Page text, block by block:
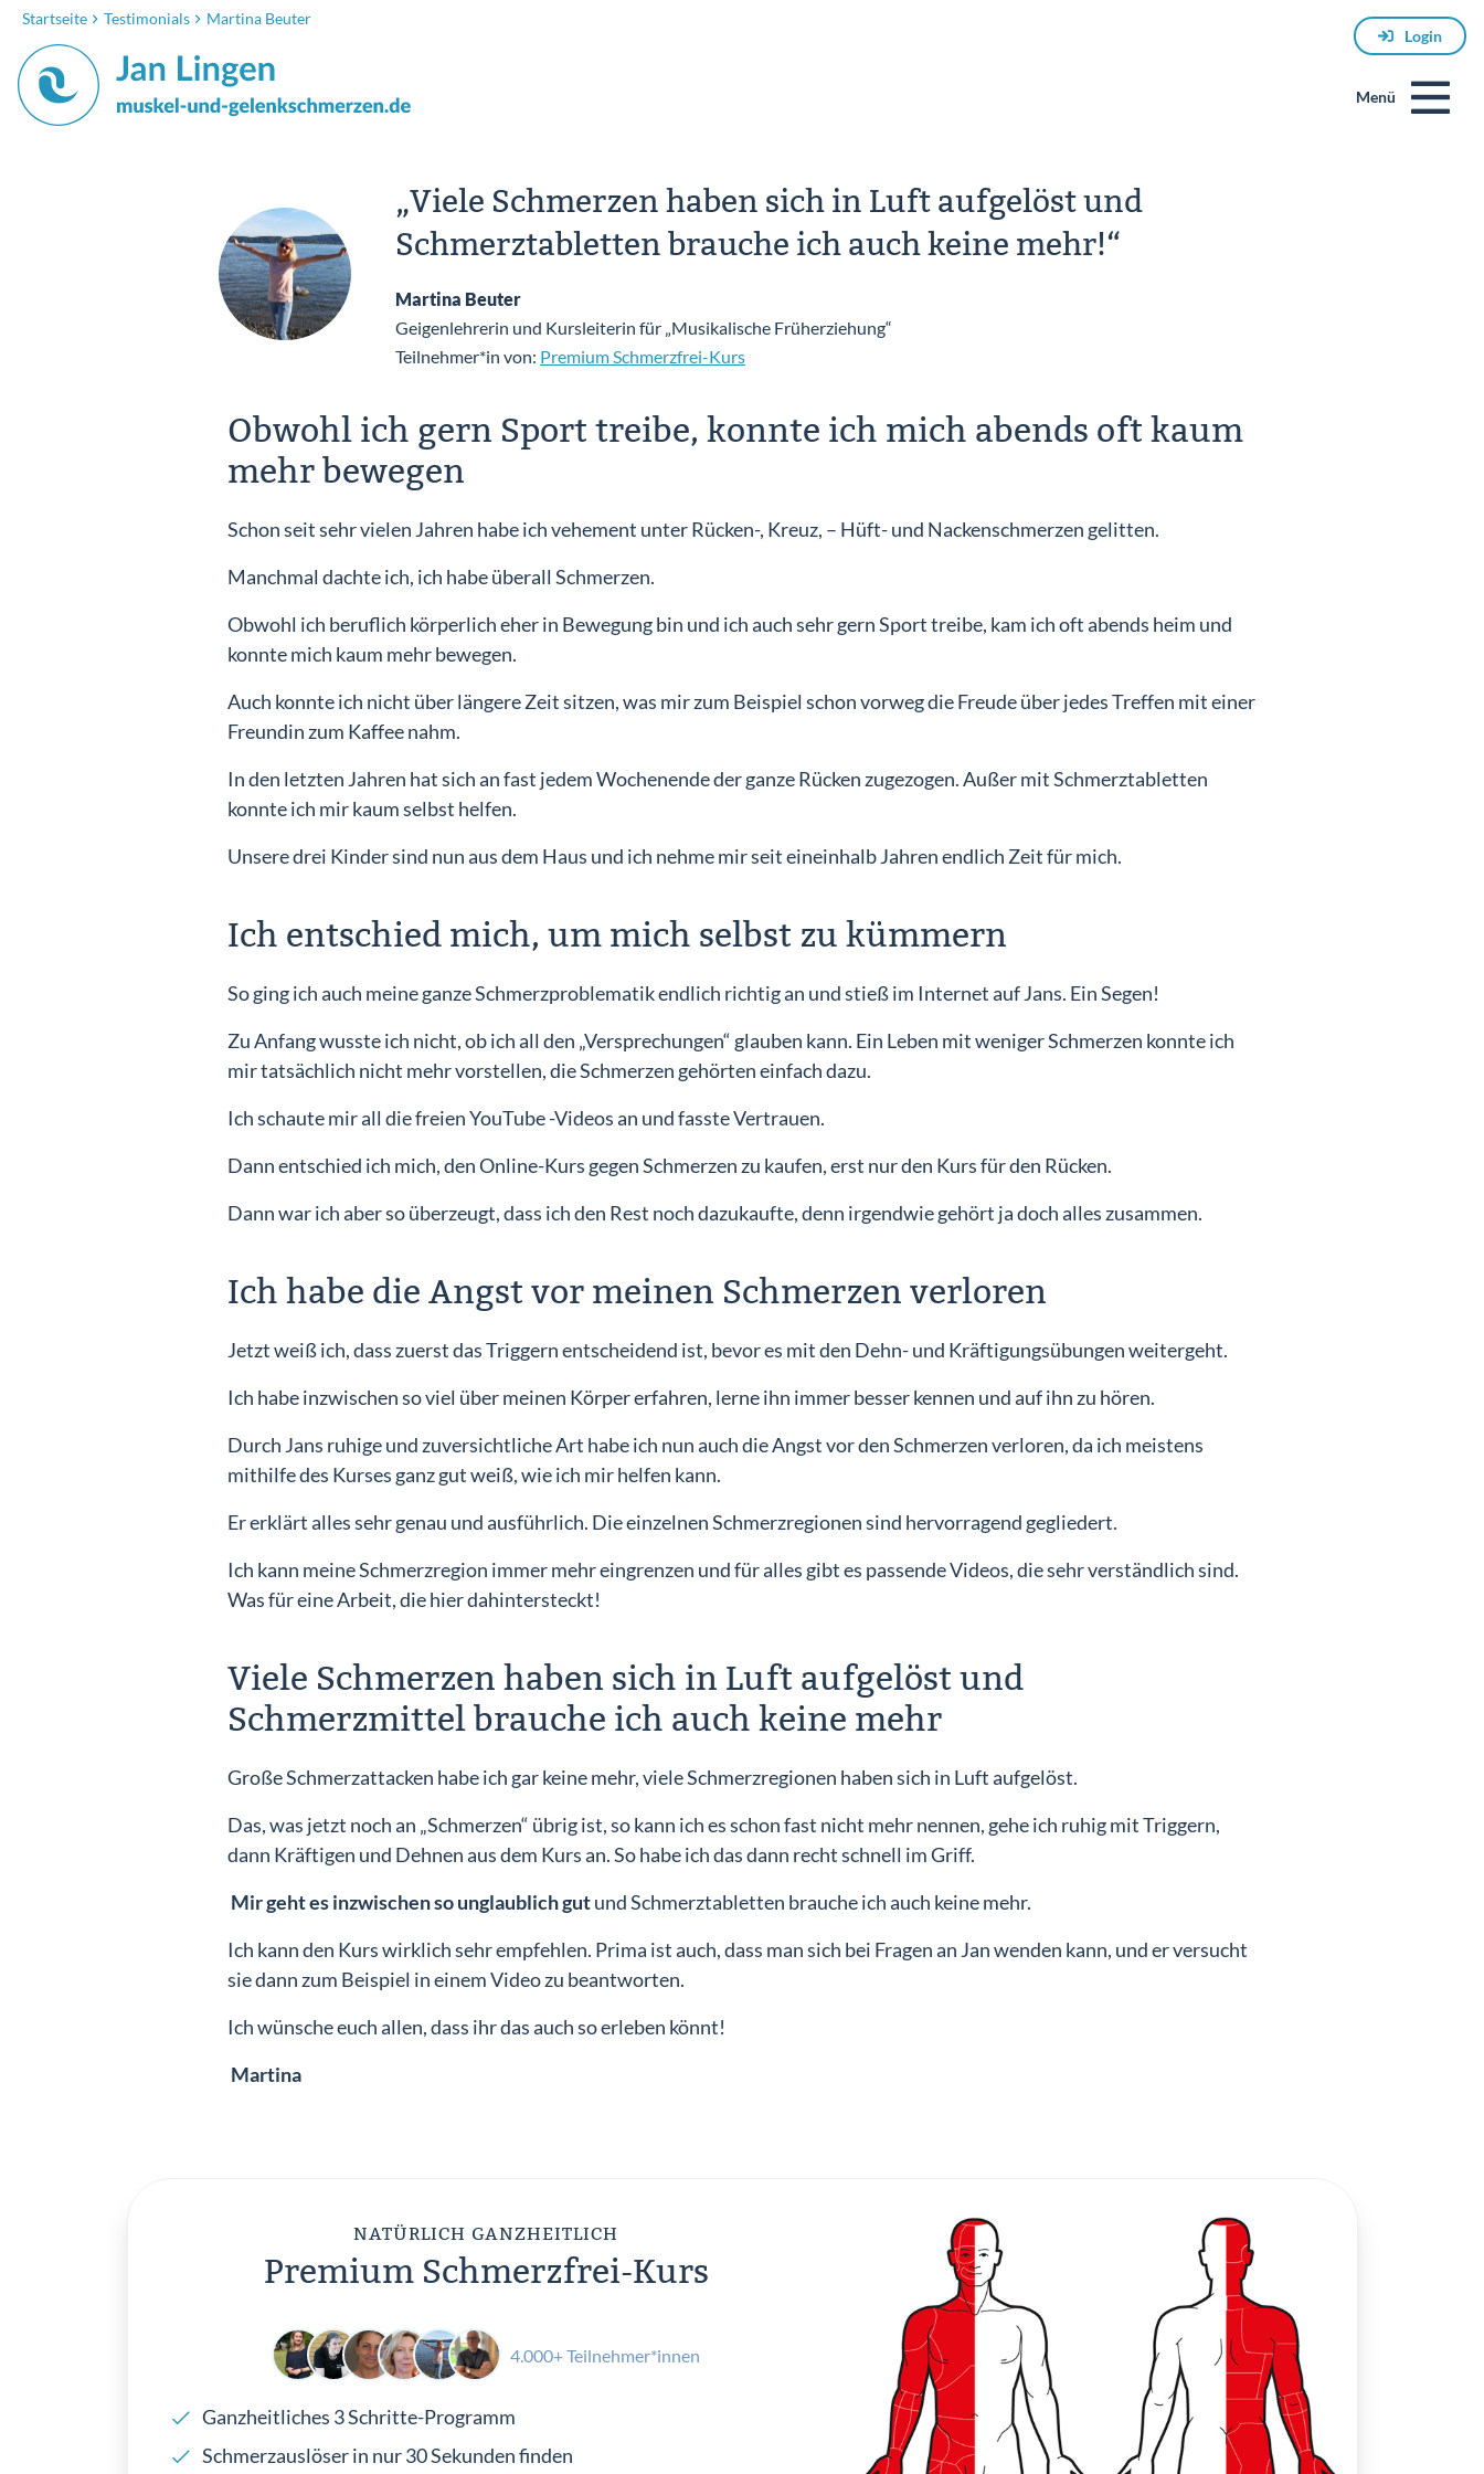
Login
Menü
Startseite Testimonials Martina Beuter
„Viele Schmerzen haben sich in Luft aufgelöst und
Schmerztabletten brauche ich auch keine mehr!“
Martina Beuter
Geigenlehrerin und Kursleiterin für „Musikalische Früherziehung“
Teilnehmer*in von: Premium Schmerzfrei-Kurs
Obwohl ich gern Sport treibe, konnte ich mich abends oft kaum
mehr bewegen
Schon seit sehr vielen Jahren habe ich vehement unter Rücken-, Kreuz, – Hüft- und Nackenschmerzen gelitten.
Manchmal dachte ich, ich habe überall Schmerzen.
Obwohl ich beruflich körperlich eher in Bewegung bin und ich auch sehr gern Sport treibe, kam ich oft abends heim und
konnte mich kaum mehr bewegen.
Auch konnte ich nicht über längere Zeit sitzen, was mir zum Beispiel schon vorweg die Freude über jedes Treffen mit einer
Freundin zum Kaffee nahm.
In den letzten Jahren hat sich an fast jedem Wochenende der ganze Rücken zugezogen. Außer mit Schmerztabletten
konnte ich mir kaum selbst helfen.
Unsere drei Kinder sind nun aus dem Haus und ich nehme mir seit eineinhalb Jahren endlich Zeit für mich.
Ich entschied mich, um mich selbst zu kümmern
So ging ich auch meine ganze Schmerzproblematik endlich richtig an und stieß im Internet auf Jans. Ein Segen!
Zu Anfang wusste ich nicht, ob ich all den „Versprechungen“ glauben kann. Ein Leben mit weniger Schmerzen konnte ich
mir tatsächlich nicht mehr vorstellen, die Schmerzen gehörten einfach dazu.
Ich schaute mir all die freien YouTube -Videos an und fasste Vertrauen.
Dann entschied ich mich, den Online-Kurs gegen Schmerzen zu kaufen, erst nur den Kurs für den Rücken.
Dann war ich aber so überzeugt, dass ich den Rest noch dazukaufte, denn irgendwie gehört ja doch alles zusammen.
Ich habe die Angst vor meinen Schmerzen verloren
Jetzt weiß ich, dass zuerst das Triggern entscheidend ist, bevor es mit den Dehn- und Kräftigungsübungen weitergeht.
Ich habe inzwischen so viel über meinen Körper erfahren, lerne ihn immer besser kennen und auf ihn zu hören.
Durch Jans ruhige und zuversichtliche Art habe ich nun auch die Angst vor den Schmerzen verloren, da ich meistens
mithilfe des Kurses ganz gut weiß, wie ich mir helfen kann.
Er erklärt alles sehr genau und ausführlich. Die einzelnen Schmerzregionen sind hervorragend gegliedert.
Ich kann meine Schmerzregion immer mehr eingrenzen und für alles gibt es passende Videos, die sehr verständlich sind.
Was für eine Arbeit, die hier dahintersteckt!
Viele Schmerzen haben sich in Luft aufgelöst und
Schmerzmittel brauche ich auch keine mehr
Große Schmerzattacken habe ich gar keine mehr, viele Schmerzregionen haben sich in Luft aufgelöst.
Das, was jetzt noch an „Schmerzen“ übrig ist, so kann ich es schon fast nicht mehr nennen, gehe ich ruhig mit Triggern,
dann Kräftigen und Dehnen aus dem Kurs an. So habe ich das dann recht schnell im Griff.
Mir geht es inzwischen so unglaublich gutund Schmerztabletten brauche ich auch keine mehr.
Ich kann den Kurs wirklich sehr empfehlen. Prima ist auch, dass man sich bei Fragen an Jan wenden kann, und er versucht
sie dann zum Beispiel in einem Video zu beantworten.
Ich wünsche euch allen, dass ihr das auch so erleben könnt!
Martina
NATÜRLICH GANZHEITLICH
Premium Schmerzfrei-Kurs
4.000+ Teilnehmer*innen
Ganzheitliches 3 Schritte-Programm
Schmerzauslöser in nur 30 Sekunden finden